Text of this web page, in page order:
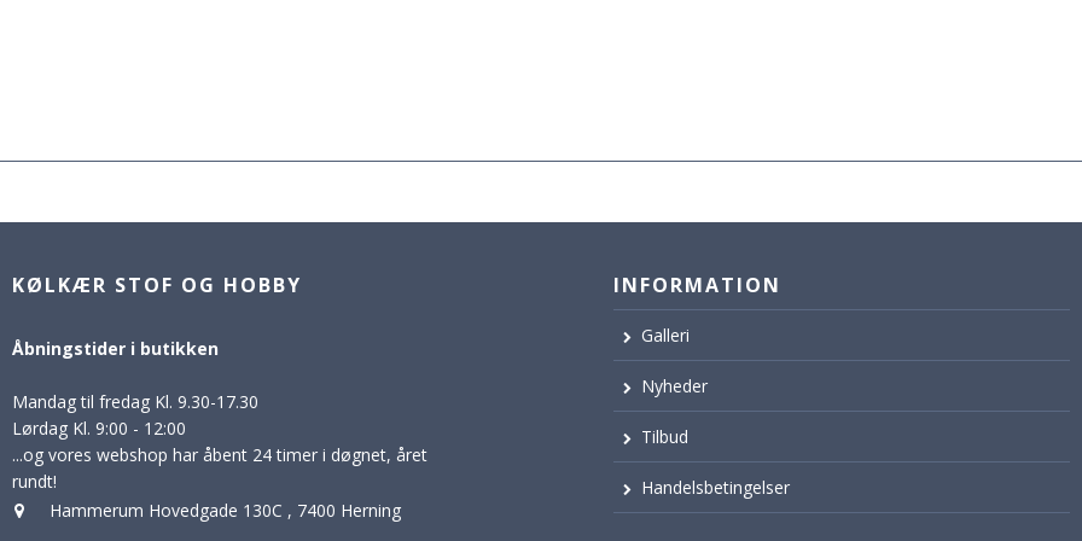
KØLKÆR STOF OG HOBBY
Åbningstider i butikken
Mandag til fredag Kl. 9.30-17.30
Lørdag Kl. 9:00 - 12:00
...og vores webshop har åbent 24 timer i døgnet, året
rundt!
Hammerum Hovedgade 130C , 7400 Herning
INFORMATION
Galleri
Nyheder
Tilbud
Handelsbetingelser